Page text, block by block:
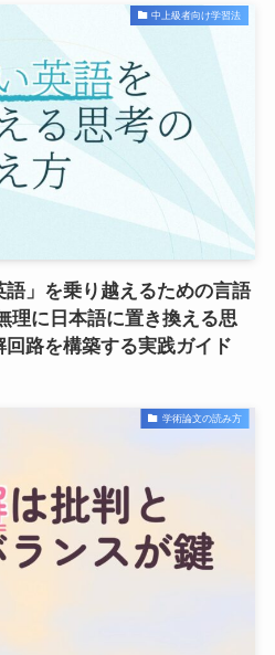
中上級者向け学習法
」を乗り越えるための言語
理に日本語に置き換える思
路を構築する実践ガイド
学術論文の読み方